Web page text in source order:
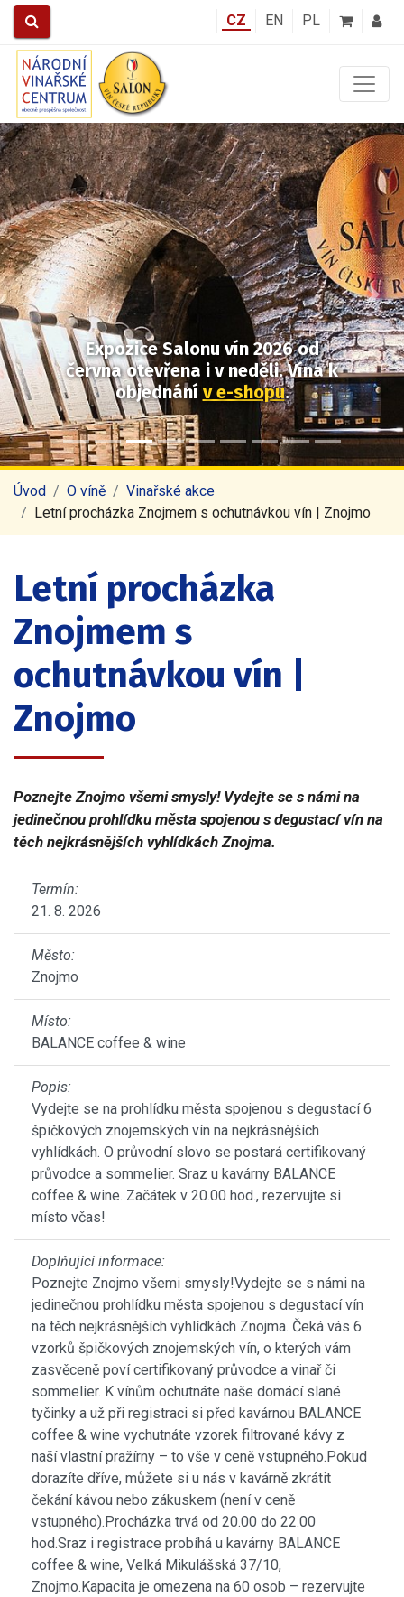
CZ EN PL
Expozice Salonu vín 2026od
června otevřena i v neděli.Vína k
objednání v e-shopu.
Předchozí Další
Úvod O víně
Vinařské akce
Letní procházka Znojmem s ochutnávkou vín | Znojmo
Letní procházka
Znojmem s
ochutnávkou vín |
Znojmo
Poznejte Znojmo všemi smysly! Vydejte se s námi na
jedinečnou prohlídku města spojenou s degustací vín na
těch nejkrásnějších vyhlídkách Znojma.
Termín:
21. 8. 2026
Město:
Znojmo
Místo:
BALANCE coffee & wine
Popis:
Vydejte se na prohlídku města spojenou s degustací 6
špičkových znojemských vín na nejkrásnějších
vyhlídkách. O průvodní slovo se postará certifikovaný
průvodce a sommelier. Sraz u kavárny BALANCE
coffee & wine. Začátek v 20.00 hod., rezervujte si
místo včas!
Doplňující informace:
Poznejte Znojmo všemi smysly!Vydejte se s námi na
jedinečnou prohlídku města spojenou s degustací vín
na těch nejkrásnějších vyhlídkách Znojma. Čeká vás 6
vzorků špičkových znojemských vín, o kterých vám
zasvěceně poví certifikovaný průvodce a vinař či
sommelier. K vínům ochutnáte naše domácí slané
tyčinky a už při registraci si před kavárnou BALANCE
coffee & wine vychutnáte vzorek filtrované kávy z
naší vlastní pražírny – to vše v ceně vstupného.Pokud
dorazíte dříve, můžete si u nás v kavárně zkrátit
čekání kávou nebo zákuskem (není v ceně
vstupného).Procházka trvá od 20.00 do 22.00
hod.Sraz i registrace probíhá u kavárny BALANCE
coffee & wine, Velká Mikulášská 37/10,
Znojmo.Kapacita je omezena na 60 osob – rezervujte